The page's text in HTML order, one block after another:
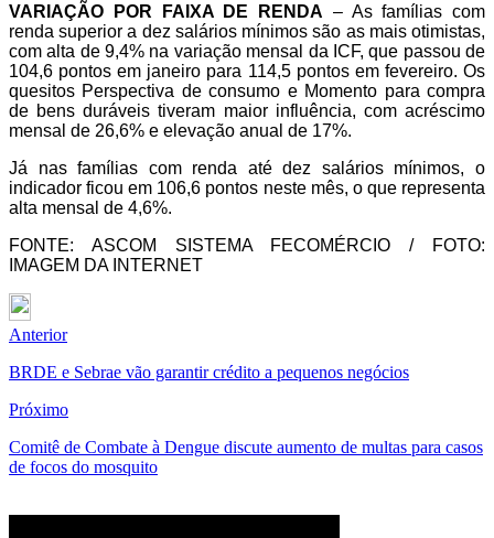
VARIAÇÃO POR FAIXA DE RENDA – As famílias com
renda superior a dez salários mínimos são as mais otimistas,
com alta de 9,4% na variação mensal da ICF, que passou de
104,6 pontos em janeiro para 114,5 pontos em fevereiro. Os
quesitos Perspectiva de consumo e Momento para compra
de bens duráveis tiveram maior influência, com acréscimo
mensal de 26,6% e elevação anual de 17%.
Já nas famílias com renda até dez salários mínimos, o
indicador ficou em 106,6 pontos neste mês, o que representa
alta mensal de 4,6%.
FONTE: ASCOM SISTEMA FECOMÉRCIO / FOTO:
IMAGEM DA INTERNET
Anterior
BRDE e Sebrae vão garantir crédito a pequenos negócios
Próximo
Comitê de Combate à Dengue discute aumento de multas para casos
de focos do mosquito